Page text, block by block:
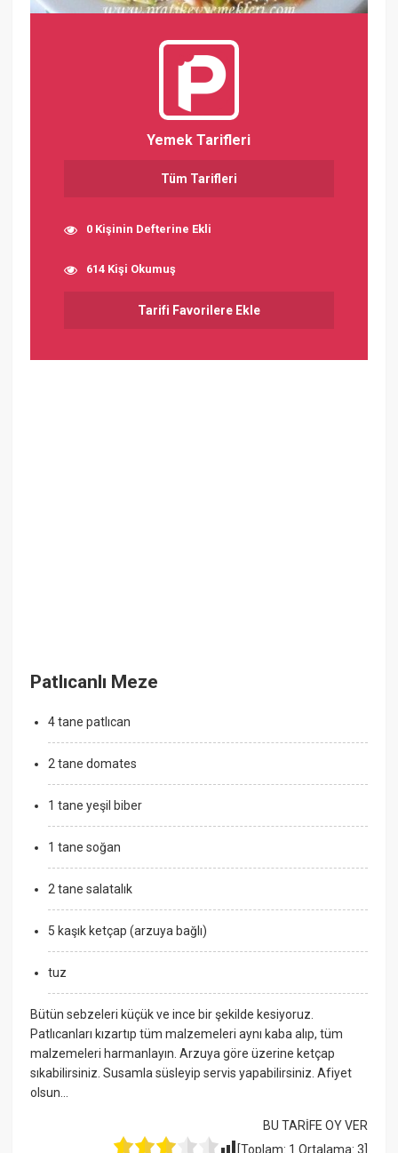
Yemek Tarifleri
Tüm Tarifleri
0 Kişinin Defterine Ekli
614 Kişi Okumuş
Tarifi Favorilere Ekle
Patlıcanlı Meze
4 tane patlıcan
2 tane domates
1 tane yeşil biber
1 tane soğan
2 tane salatalık
5 kaşık ketçap (arzuya bağlı)
tuz
Bütün sebzeleri küçük ve ince bir şekilde kesiyoruz.
Patlıcanları kızartıp tüm malzemeleri aynı kaba alıp, tüm
malzemeleri harmanlayın. Arzuya göre üzerine ketçap
sıkabilirsiniz. Susamla süsleyip servis yapabilirsiniz. Afiyet
olsun…
BU TARİFE OY VER
[Toplam: 1 Ortalama: 3